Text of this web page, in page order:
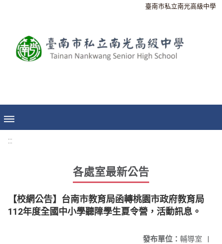
臺南市私立南光高級中學
:::
各處室最新公告
【校網公告】台南市教育局函轉桃園市政府教育局
112年度全國中小學聽障學生夏令營，活動訊息。
發布單位： 輔導室 |